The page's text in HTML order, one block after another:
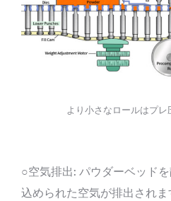
より小さなロールはプ
○空気排出: パウダーベッド
込められた空気が排出され